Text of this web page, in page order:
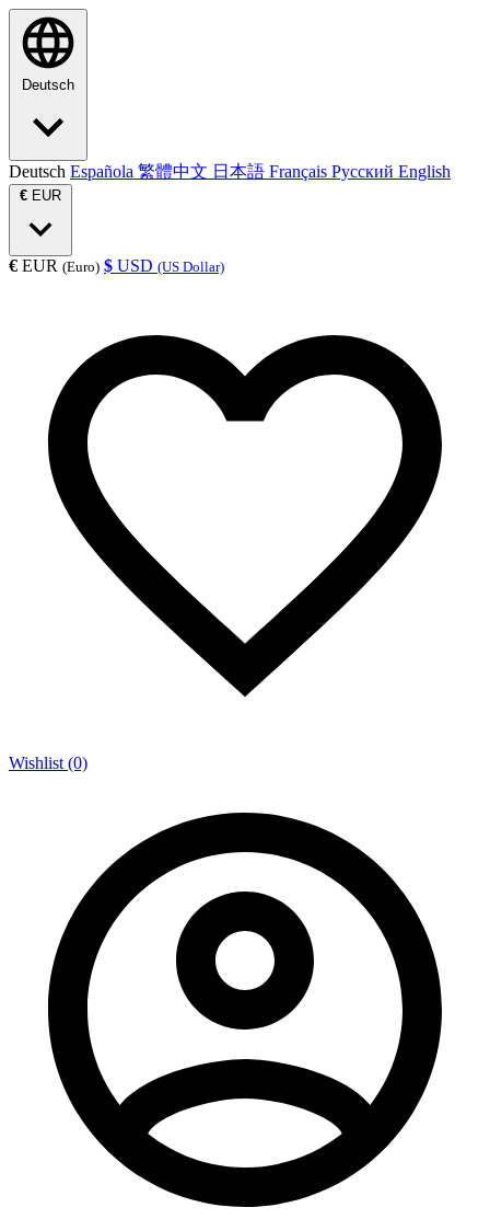
Deutsch
Deutsch Española 繁體中文 日本語 Français Русский English
€ EUR
€ EUR (Euro) $ USD (US Dollar)
Wishlist (0)